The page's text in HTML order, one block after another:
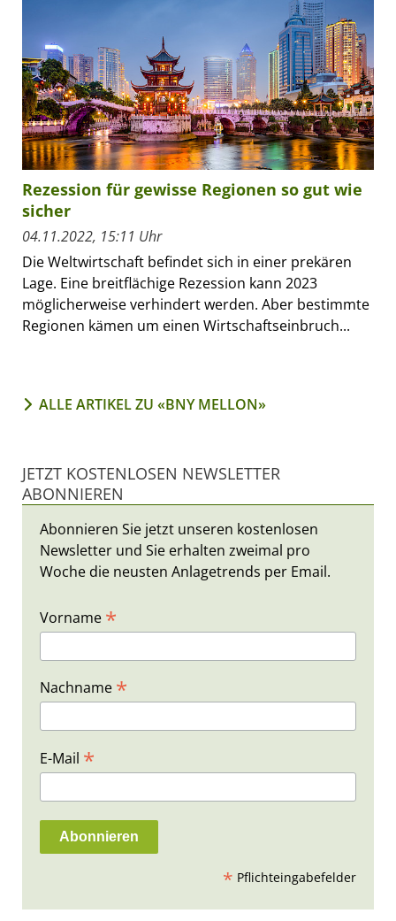
Rezession für gewisse Regionen so gut wie
sicher
04.11.2022, 15:11 Uhr
Die Weltwirtschaft befindet sich in einer prekären
Lage. Eine breitflächige Rezession kann 2023
möglicherweise verhindert werden. Aber bestimmte
Regionen kämen um einen Wirtschaftseinbruch...
ALLE ARTIKEL ZU «BNY MELLON»
JETZT KOSTENLOSEN NEWSLETTER
ABONNIEREN
Abonnieren Sie jetzt unseren kostenlosen
Newsletter und Sie erhalten zweimal pro
Woche die neusten Anlagetrends per Email.
Vorname *
Nachname *
E-Mail *
* Pflichteingabefelder